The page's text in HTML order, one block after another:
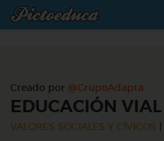
Creado por @GrupoAdapta
EDUCACIÓN VIAL
VALORES SOCIALES Y CÍVICOS